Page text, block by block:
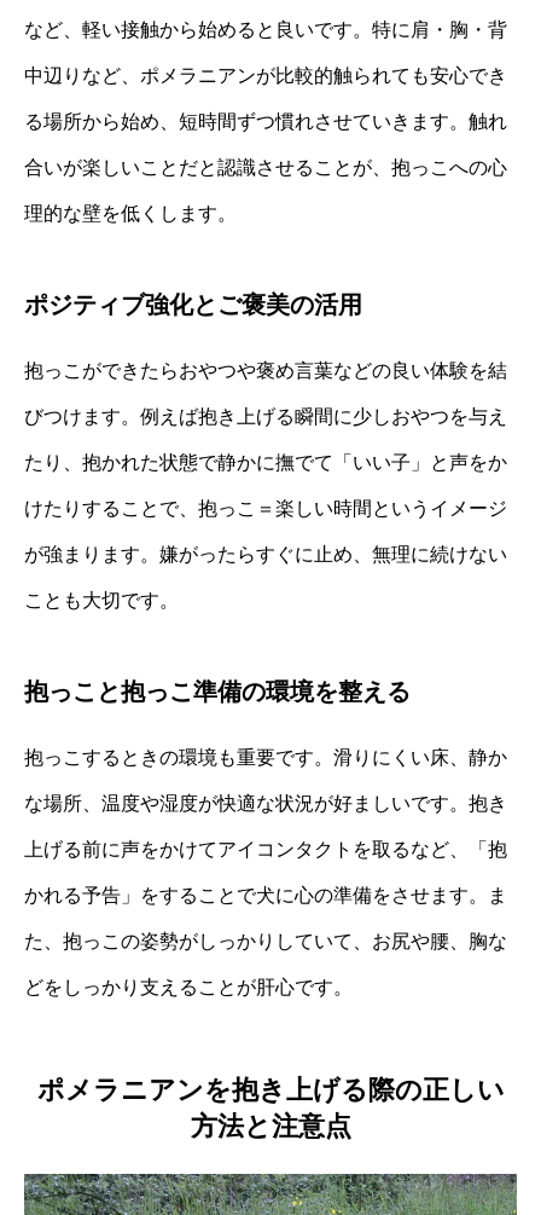
など、軽い接触から始めると良いです。特に肩・胸・背
中辺りなど、ポメラニアンが比較的触られても安心でき
る場所から始め、短時間ずつ慣れさせていきます。触れ
合いが楽しいことだと認識させることが、抱っこへの心
理的な壁を低くします。
ポジティブ強化とご褒美の活用
抱っこができたらおやつや褒め言葉などの良い体験を結
びつけます。例えば抱き上げる瞬間に少しおやつを与え
たり、抱かれた状態で静かに撫でて「いい子」と声をか
けたりすることで、抱っこ＝楽しい時間というイメージ
が強まります。嫌がったらすぐに止め、無理に続けない
ことも大切です。
抱っこと抱っこ準備の環境を整える
抱っこするときの環境も重要です。滑りにくい床、静か
な場所、温度や湿度が快適な状況が好ましいです。抱き
上げる前に声をかけてアイコンタクトを取るなど、「抱
かれる予告」をすることで犬に心の準備をさせます。ま
た、抱っこの姿勢がしっかりしていて、お尻や腰、胸な
どをしっかり支えることが肝心です。
ポメラニアンを抱き上げる際の正しい
方法と注意点